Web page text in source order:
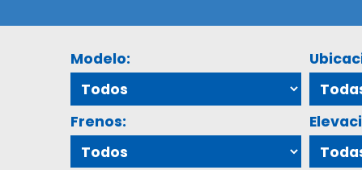
Modelo:
Frenos: